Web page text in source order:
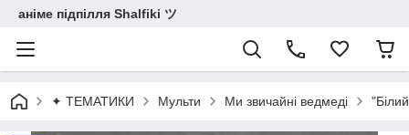
аніме підпілля Shalfiki ツ
✦ ТЕМАТИКИ Мульти Ми звичайні ведмеді